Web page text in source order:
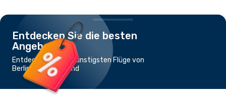
Entdecken Sie die besten
Angebote
Entdecken Sie die günstigsten Flüge von
Berlin nach Auckland